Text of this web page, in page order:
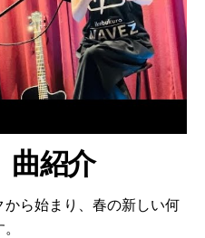
曲紹介
ら始まり、春の新しい何